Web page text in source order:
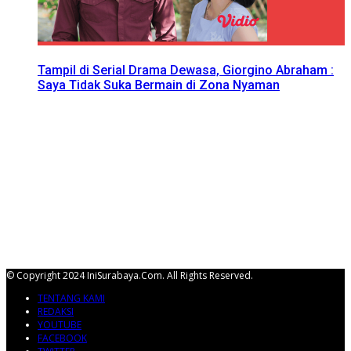
Tampil di Serial Drama Dewasa, Giorgino Abraham :
Saya Tidak Suka Bermain di Zona Nyaman
© Copyright 2024 IniSurabaya.com. All Rights Reserved.
TENTANG KAMI
REDAKSI
YOUTUBE
FACEBOOK